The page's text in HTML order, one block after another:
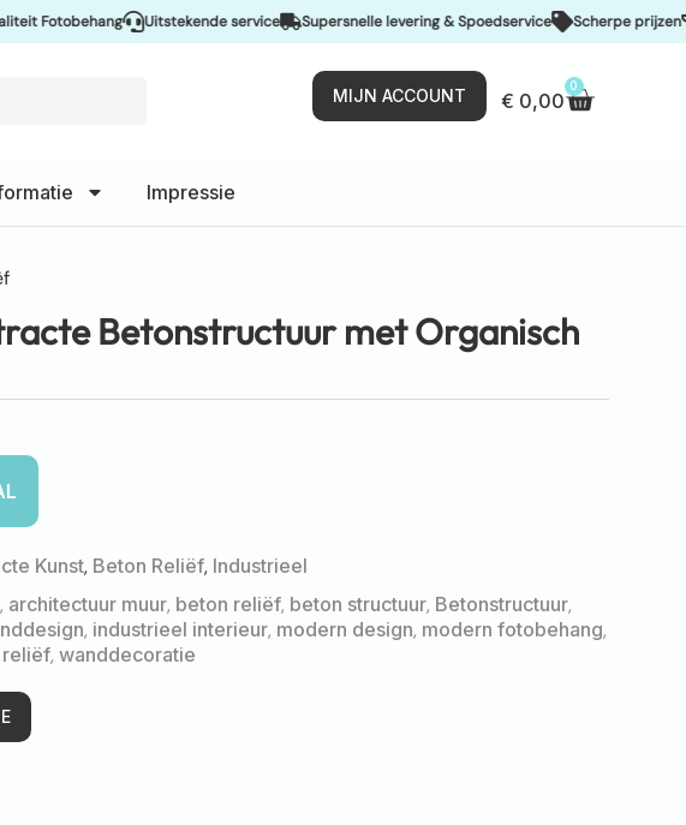
Uitstekende service Supersnelle levering & Spoedservice Scherpe prijzen De
MIJN ACCOUNT € 0,00
0
Impressie
Betonstructuur met Organisch
Kunst, Beton Reliëf, Industrieel
, architectuur muur, beton reliëf, beton structuur, Betonstructuur,
, industrieel interieur, modern design, modern fotobehang,
reliëf,wanddecoratie